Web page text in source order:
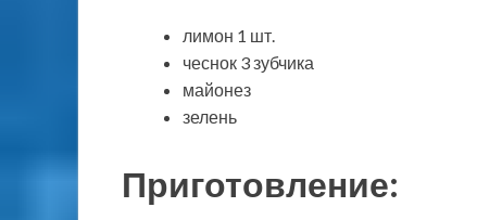
лимон 1 шт.
чеснок 3 зубчика
майонез
зелень
Приготовление: